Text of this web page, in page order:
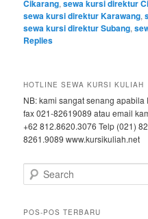
Cikarang,sewa kursi direktur
sewa kursi direktur Karawang,
sewa kursi direktur Subang,
Replies
HOTLINE SEWA KURSI KULIAH
NB: kami sangat senang
fax 021-82619089 atau email
+62 812.8620.3076 Telp (021)
8261.9089 www.kursikuliah.net
Search
POS-POS TERBARU